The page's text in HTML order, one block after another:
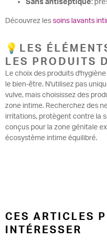
Sans antiseptique:
Découvrez les soins lavants
💡LES
LES PRODUITS
Le choix des produits
le bien-être. N'utilisez pas
vulve, mais choisissez des
zone intime. Recherchez des
irritations, protègent contre la
conçus pour la zone génitale
écosystème intime équilibré.
CES ARTICLES
INTÉRESSER